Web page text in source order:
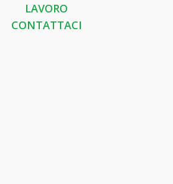
LAVORO
CONTATTACI